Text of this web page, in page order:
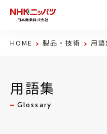
製品・技術
HOME 製品・技術 用語
用語集
Glossary